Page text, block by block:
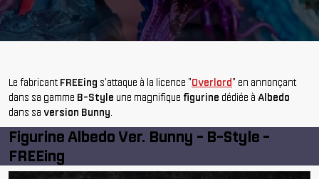
Le fabricant FREEing s'attaque à la licence "Overlord" en annonçant
dans sa gamme B-Style une magnifique figurine dédiée à Albedo
dans sa version Bunny.
Figurine Albedo Ver. Bunny - B-Style -
FREEing